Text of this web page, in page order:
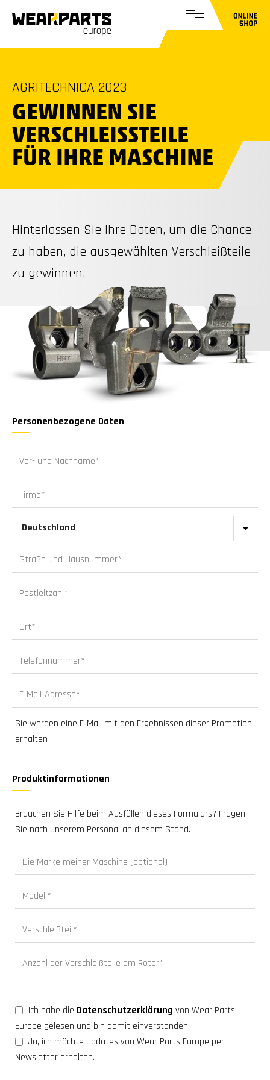
AGRITECHNICA 2023
GEWINNEN SIE
VERSCHLEISSTEILE F
ÜR IHRE MASCHINE
Hinterlassen Sie Ihre Daten, um die Chance
zu haben, die ausgewählten Verschleißteile
zu gewinnen.
Personenbezogene Daten
Sie werden eine E-Mail mit den Ergebnissen dieser Promotion
erhalten
Produktinformationen
Brauchen Sie Hilfe beim Ausfüllen dieses Formulars? Fragen
Sie nach unserem Personal an diesem Stand.
Ich habe die Datenschutzerklärung von Wear Parts
Europe gelesen und bin damit einverstanden.
Ja, ich möchte Updates von Wear Parts Europe per
Newsletter erhalten.